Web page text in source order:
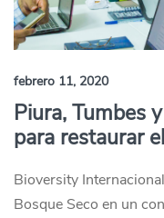
febrero 11, 2020
Piura, Tumbes
para restaurar
Bioversity
Bosque Seco en un